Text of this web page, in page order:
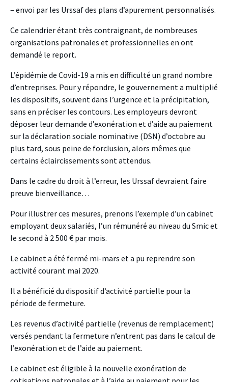
– envoi par les Urssaf des plans d’apurement personnalisés.
Ce calendrier étant très contraignant, de nombreuses
organisations patronales et professionnelles en ont
demandé le report.
L’épidémie de Covid-19 a mis en difficulté un grand nombre
d’entreprises. Pour y répondre, le gouvernement a multiplié
les dispositifs, souvent dans l’urgence et la précipitation,
sans en préciser les contours. Les employeurs devront
déposer leur demande d’exonération et d’aide au paiement
sur la déclaration sociale nominative (DSN) d’octobre au
plus tard, sous peine de forclusion, alors mêmes que
certains éclaircissements sont attendus.
Dans le cadre du droit à l’erreur, les Urssaf devraient faire
preuve bienveillance…
Pour illustrer ces mesures, prenons l’exemple d’un cabinet
employant deux salariés, l’un rémunéré au niveau du Smic et
le second à 2 500 € par mois.
Le cabinet a été fermé mi-mars et a pu reprendre son
activité courant mai 2020.
Il a bénéficié du dispositif d’activité partielle pour la
période de fermeture.
Les revenus d’activité partielle (revenus de remplacement)
versés pendant la fermeture n’entrent pas dans le calcul de
l’exonération et de l’aide au paiement.
Le cabinet est éligible à la nouvelle exonération de